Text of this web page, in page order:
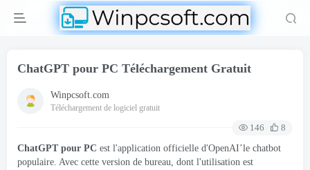
ChatGPT pour PC Téléchargement Gratuit
Winpcsoft.com
Téléchargement de logiciel gratuit
146
8
ChatGPT pour PC est l'application officielle d'OpenAI’le chatbot
populaire. Avec cette version de bureau, dont l'utilisation est